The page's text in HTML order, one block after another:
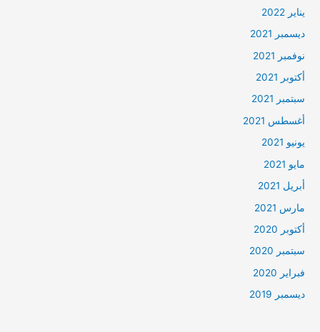
يناير 2022
ديسمبر 2021
نوفمبر 2021
أكتوبر 2021
سبتمبر 2021
أغسطس 2021
يونيو 2021
مايو 2021
أبريل 2021
مارس 2021
أكتوبر 2020
سبتمبر 2020
فبراير 2020
ديسمبر 2019